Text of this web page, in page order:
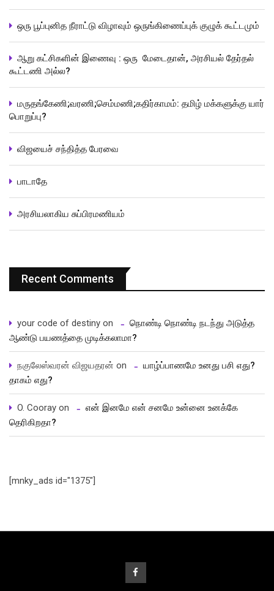
ஒரு பூப்புனித நீராட்டு விழாவும் ஒருங்கிணைப்புக் குழுக் கூட்டமும்
ஆறு கட்சிகளின் இணைவு : ஒரு மேடைதான், அரசியல் தேர்தல்
கூட்டணி அல்ல?
மருதங்கேணி;வரணி;செம்மணி;கதிர்காமம்: தமிழ் மக்களுக்கு யார்
பொறுப்பு?
விஜயைச் சந்தித்த பேரவை
பாடாதே
அரசியலாகிய சுப்பிரமணியம்
Recent Comments
your code of destiny on
நொண்டி நொண்டி நடந்து அடுத்த
ஆண்டு பயணத்தை முடிக்கலாமா?
நகுலேஸ்வரன் விஜயதரன் on
யாழ்ப்பாணமே உனது பசி எது?
தாகம் எது?
O. Cooray on
என் இனமே என் சனமே உன்னை உனக்கே
தெரிகிறதா?
[mnky_ads id="1375"]